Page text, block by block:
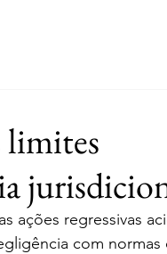
limites
ações regressivas
com normas